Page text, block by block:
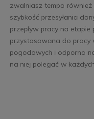
zwalniasz tempa
szybkość przesyłania
przepływ pracy na
przystosowana do pracy
pogodowych i odporna
na niej polegać w